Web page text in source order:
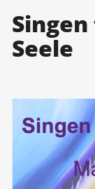
Politik
Seele